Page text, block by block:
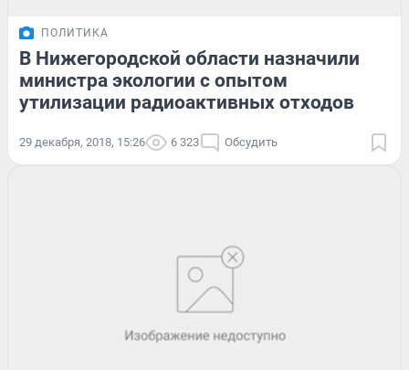
ПОЛИТИКА
В Нижегородской области назначили
министра экологии с опытом
утилизации радиоактивных отходов
29 декабря, 2018, 15:26 6 323 Обсудить